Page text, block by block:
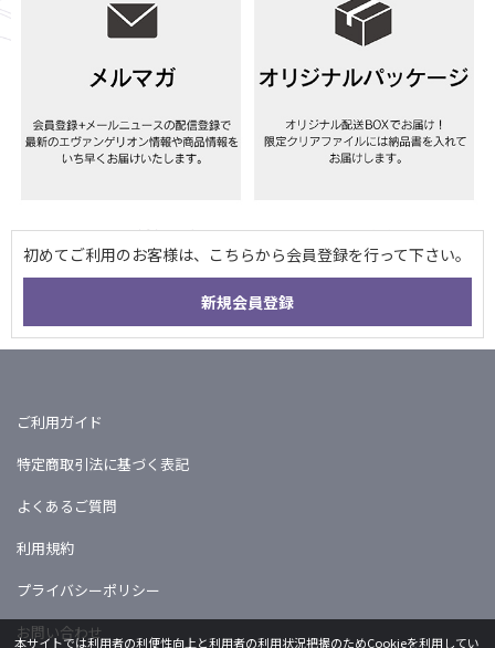
ご利用ガイド
特定商取引法に基づく表記
よくあるご質問
利用規約
プライバシーポリシー
お問い合わせ
本サイトでは利用者の利便性向上と利用者の利用状況把握のためCookieを利用してい